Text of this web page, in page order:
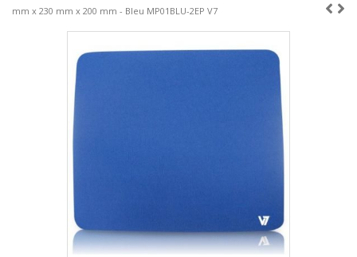
mm x 230 mm x 200 mm - Bleu MP01BLU-2EP V7